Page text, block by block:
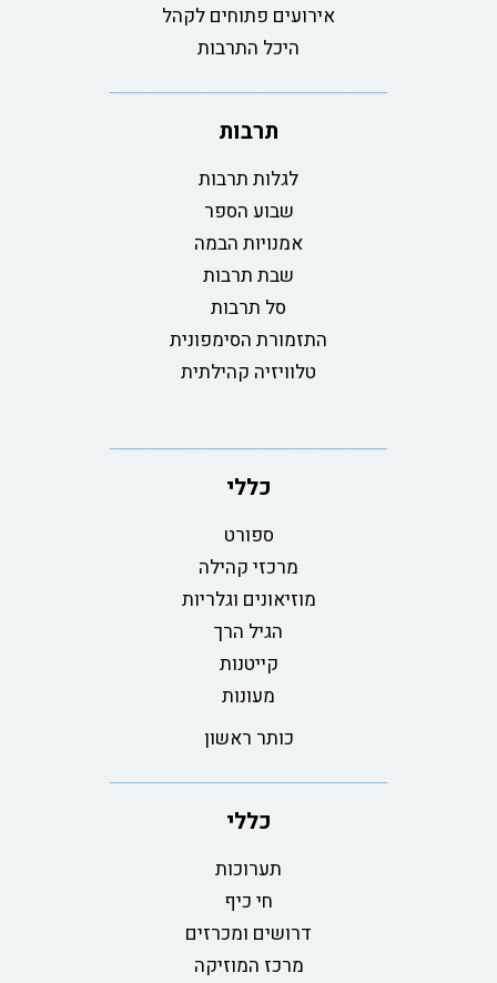
אירועים פתוחים לקהל
היכל התרבות
תרבות
לגלות תרבות
שבוע הספר
אמנויות הבמה
שבת תרבות
סל תרבות
התזמורת הסימפונית
טלוויזיה קהילתית
כללי
ספורט
מרכזי קהילה
מוזיאונים וגלריות
הגיל הרך
קייטנות
מעונות
כותר ראשון
כללי
תערוכות
חי כיף
דרושים ומכרזים
מרכז המוזיקה